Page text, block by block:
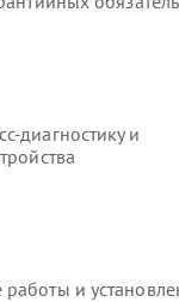
диагностику и
и